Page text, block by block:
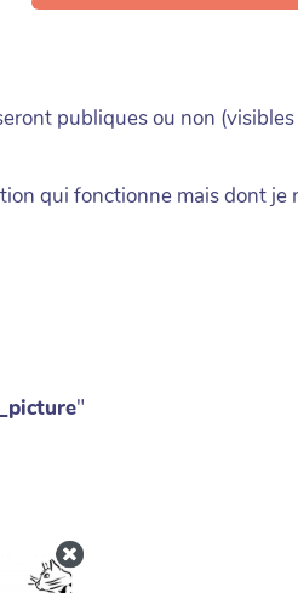
publiques ou non
qui fonctionne mais dont je
"